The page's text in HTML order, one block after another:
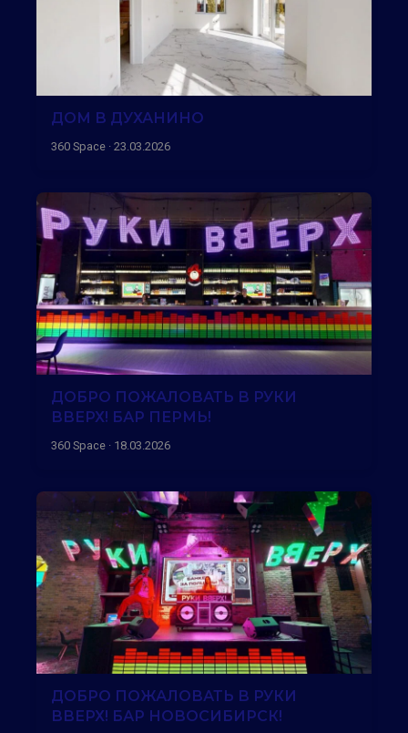
ДОМ В ДУХАНИНО
360 Space · 23.03.2026
ДОБРО ПОЖАЛОВАТЬ В РУКИ
ВВЕРХ! БАР ПЕРМЬ!
360 Space · 18.03.2026
ДОБРО ПОЖАЛОВАТЬ В РУКИ
ВВЕРХ! БАР НОВОСИБИРСК!